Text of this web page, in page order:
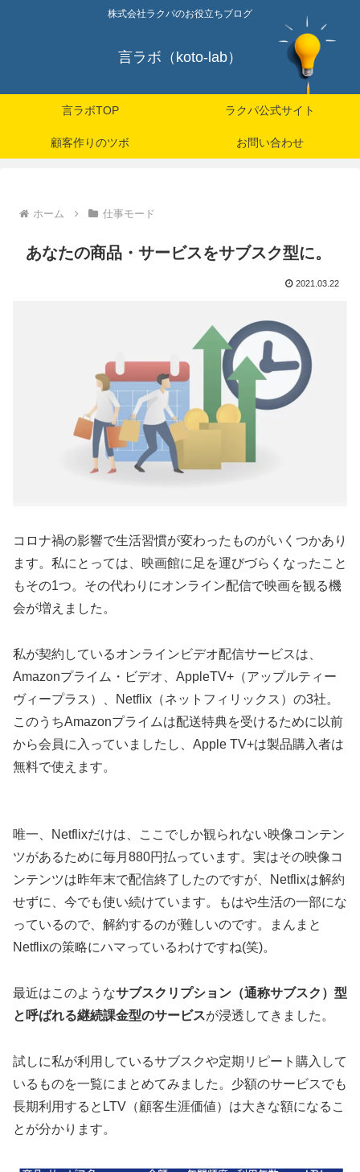
株式会社ラクパのお役立ちブログ
言ラボ（koto-lab）
言ラボTOP ラクパ公式サイト
顧客作りのツボ お問い合わせ
ホーム 仕事モード
あなたの商品・サービスをサブスク型に。
2021.03.22
コロナ禍の影響で生活習慣が変わったものがいくつかあり
ます。私にとっては、映画館に足を運びづらくなったこと
もその1つ。その代わりにオンライン配信で映画を観る機
会が増えました。
私が契約しているオンラインビデオ配信サービスは、
Amazonプライム・ビデオ、AppleTV+（アップルティー
ヴィープラス）、Netflix（ネットフィリックス）の3社。
このうちAmazonプライムは配送特典を受けるために以前
から会員に入っていましたし、Apple TV+は製品購入者は
無料で使えます。
唯一、Netflixだけは、ここでしか観られない映像コンテン
ツがあるために毎月880円払っています。実はその映像コ
ンテンツは昨年末で配信終了したのですが、Netflixは解約
せずに、今でも使い続けています。もはや生活の一部にな
っているので、解約するのが難しいのです。まんまと
Netflixの策略にハマっているわけですね(笑)。
最近はこのようなサブスクリプション（通称サブスク）型
と呼ばれる継続課金型のサービスが浸透してきました。
試しに私が利用しているサブスクや定期リピート購入して
いるものを一覧にまとめてみました。少額のサービスでも
長期利用するとLTV（顧客生涯価値）は大きな額になるこ
とが分かります。